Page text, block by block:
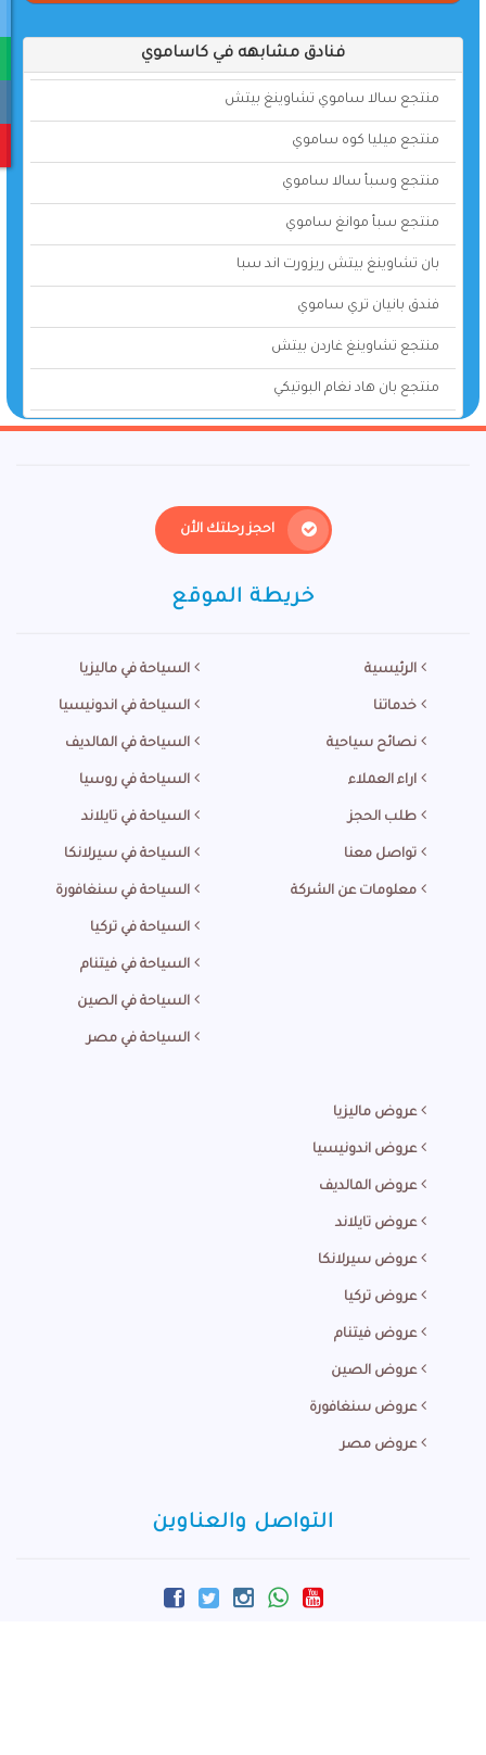
فنادق مشابهه في كاساموي
منتجع سالا ساموي تشاوينغ بيتش
منتجع ميليا كوه ساموي
منتجع وسبأ سالا ساموي
منتجع سبأ موانغ ساموي
بان تشاوينغ بيتش ريزورت اند سبا
فندق بانيان تري ساموي
منتجع تشاوينغ غاردن بيتش
منتجع بان هاد نغام البوتيكي
احجز رحلتك الأن
خريطة الموقع
الرئيسية
خدماتنا
نصائح سياحية
اراء العملاء
طلب الحجز
تواصل معنا
معلومات عن الشركة
السياحة في ماليزيا
السياحة في اندونيسيا
السياحة في المالديف
السياحة في روسيا
السياحة في تايلاند
السياحة في سيرلانكا
السياحة في سنغافورة
السياحة في تركيا
السياحة في فيتنام
السياحة في الصين
السياحة في مصر
عروض ماليزيا
عروض اندونيسيا
عروض المالديف
عروض تايلاند
عروض سيرلانكا
عروض تركيا
عروض فيتنام
عروض الصين
عروض سنغافورة
عروض مصر
التواصل والعناوين